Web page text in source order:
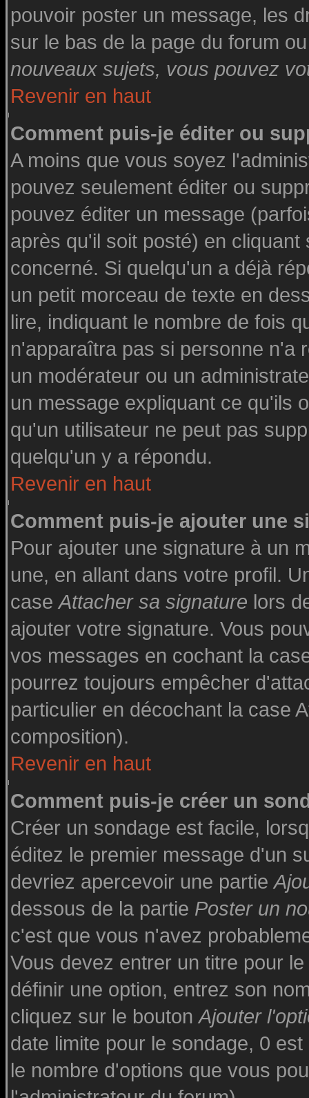
pouvoir poster un message, les
sur le bas de la page du forum
nouveaux sujets, vous pouvez
Revenir en haut
Comment puis-je éditer ou
A moins que vous soyez
pouvez seulement éditer ou
pouvez éditer un message
après qu'il soit posté) en
concerné. Si quelqu'un a déjà
un petit morceau de texte en
lire, indiquant le nombre de fois
n'apparaîtra pas si personne n'a
un modérateur ou un
un message expliquant ce qu'ils
qu'un utilisateur ne peut pas
quelqu'un y a répondu.
Revenir en haut
Comment puis-je ajouter une
Pour ajouter une signature à un
une, en allant dans votre profil.
caseAttacher sa signature lors
ajouter votre signature. Vous
vos messages en cochant la
pourrez toujours empêcher
particulier en décochant la case
composition).
Revenir en haut
Comment puis-je créer un
Créer un sondage est facile,
éditez le premier message d'un
devriez apercevoir une partie
dessous de la partie Poster un
c'est que vous n'avez
Vous devez entrer un titre pour
définir une option, entrez son
cliquez sur le boutonAjouter
date limite pour le sondage, 0
le nombre d'options que vous